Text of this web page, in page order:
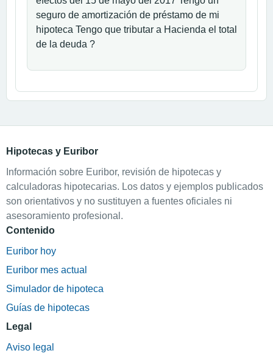
seguro de amortización de préstamo de mi
hipoteca Tengo que tributar a Hacienda el total
de la deuda ?
Hipotecas y Euribor
Información sobre Euribor, revisión de hipotecas y
calculadoras hipotecarias. Los datos y ejemplos publicados
son orientativos y no sustituyen a fuentes oficiales ni
asesoramiento profesional.
Contenido
Euribor hoy
Euribor mes actual
Simulador de hipoteca
Guías de hipotecas
Legal
Aviso legal